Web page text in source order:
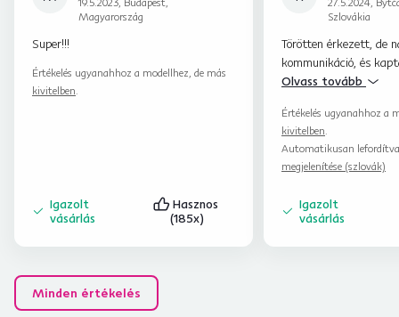
Magyarország
Super!!!
Értékelés ugyanahhoz a modellhez, de más
kivitelben.
Igazolt
vásárlás
Hasznos
(185x)
Szlovákia
Törötten érkezett, de
kommunikáció, és
palackot. A cég nem
Olvass tovább
Értékelés ugyanahhoz a
kivitelben.
Automatikusan
megjelenítése (szlovák)
Igazolt
vásárlás
Minden értékelés